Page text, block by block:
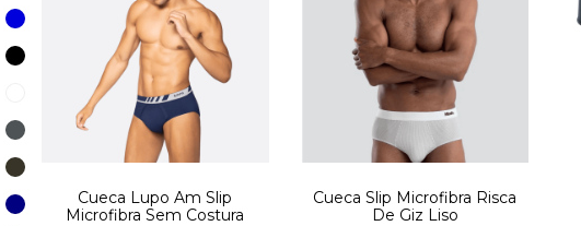
Cueca Lupo Am Slip
Microfibra Sem Costura
Cueca Slip Microfibra Risca
De Giz Liso